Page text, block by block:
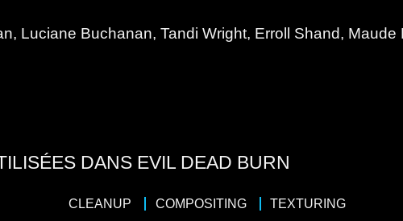
Luciane Buchanan, Tandi Wright, Erroll Shand,
DANS EVIL DEAD BURN
CLEANUP COMPOSITING TEXTURING